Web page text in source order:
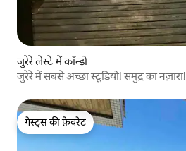
जुरेरे लेस्टे में कॉन्डो
जुरेरे में सबसे अच्छा स्टूडियो! समुद्र का नज़ारा!
गेस्ट्स की फ़ेवरेट
गेस्ट्स की फ़ेवरेट